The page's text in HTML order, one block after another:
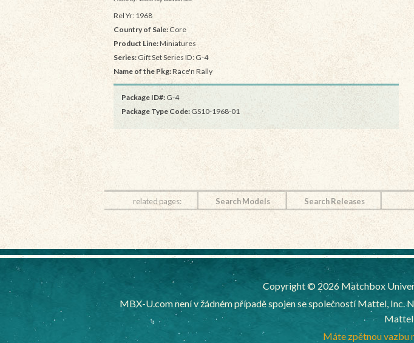
Rel Yr: 1968
Country of Sale:Core
Product Line:Miniatures
Series:Gift Set Series ID: G-4
Name of the Pkg:Race'n Rally
Package ID#:G-4
Package Type Code:GS10-1968-01
related pages: Search Models Search Releases
Copyright © 2026 Matchbox
MBX-U.com není v žádném případě spojen se společností Mattel,
Máte zpětnou vazbu